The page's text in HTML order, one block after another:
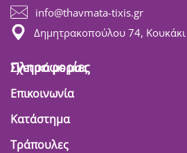
info@thavmata-tixis.gr
Δημητρακοπούλου 74, Κουκάκι
Πληροφορίες
Σχετικά με μας
Επικοινωνία
Κατάστημα
Τράπουλες